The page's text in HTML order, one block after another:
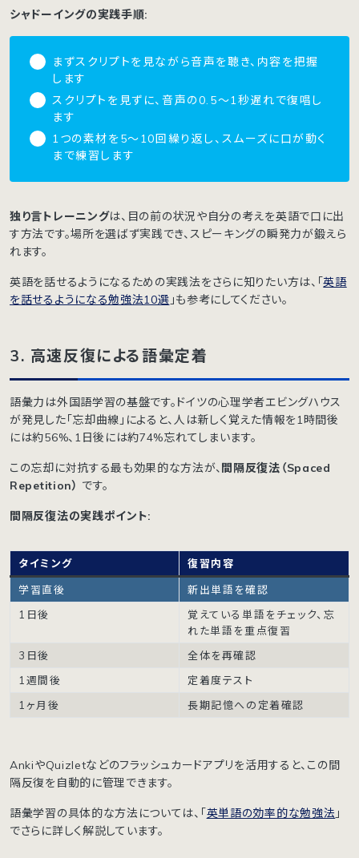
シャドーイングの実践手順:
まずスクリプトを見ながら音声を聴き、内容を把握
します
スクリプトを見ずに、音声の0.5〜1秒遅れで復唱し
ます
1つの素材を5〜10回繰り返し、スムーズに口が動く
まで練習します
独り言トレーニングは、目の前の状況や自分の考えを英語で口に出
す方法です。場所を選ばず実践でき、スピーキングの瞬発力が鍛えら
れます。
英語を話せるようになるための実践法をさらに知りたい方は、「英語
を話せるようになる勉強法10選 」も参考にしてください。
3. 高速反復による語彙定着
語彙力は外国語学習の基盤です。ドイツの心理学者エビングハウス
が発見した「忘却曲線」によると、人は新しく覚えた情報を1時間後
には約56%、1日後には約74%忘れてしまいます。
この忘却に対抗する最も効果的な方法が、 間隔反復法（Spaced
Repetition） です。
間隔反復法の実践ポイント:
タイミング 復習内容
学習直後
新出単語を確認
1日後
覚えている単語をチェック、忘
れた単語を重点復習
3日後
全体を再確認
1週間後
定着度テスト
1ヶ月後
長期記憶への定着確認
AnkiやQuizletなどのフラッシュカードアプリを活用すると、この間
隔反復を自動的に管理できます。
語彙学習の具体的な方法については、「 英単語の効率的な勉強法 」
でさらに詳しく解説しています。